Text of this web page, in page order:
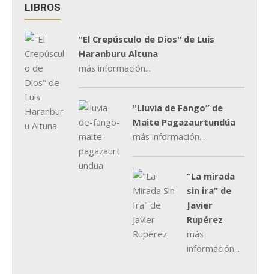
LIBROS
"El Crepúsculo de Dios" de Luis
Haranburu Altuna
más información...
"Lluvia de Fango” de
Maite Pagazaurtundúa
más información...
“La mirada
sin ira” de
Javier
Rupérez
más
información...